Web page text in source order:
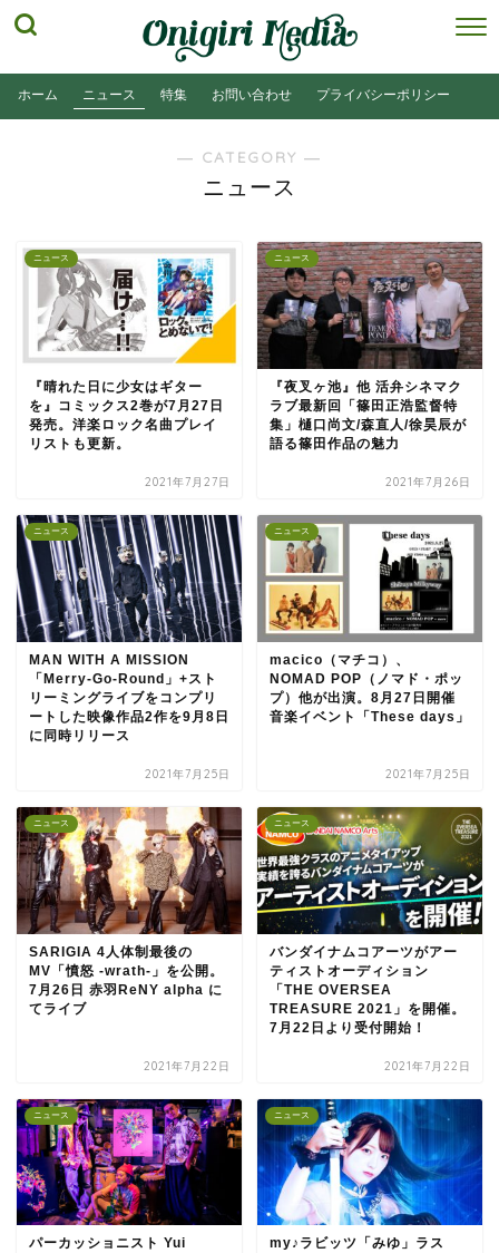
ホーム ニュース 特集 お問い合わせ プライバシーポリシー
― CATEGORY ―
ニュース
ニュース
『晴れた日に少女はギター
を』コミックス2巻が7月27日
発売。洋楽ロック名曲プレイ
リストも更新。
2021年7月27日
ニュース
『夜叉ヶ池』他 活弁シネマク
ラブ最新回「篠田正浩監督特
集」樋口尚文/森直人/徐昊辰が
語る篠田作品の魅力
2021年7月26日
ニュース
MAN WITH A MISSION
「Merry-Go-Round」+スト
リーミングライブをコンプリ
ートした映像作品2作を9月8日
に同時リリース
2021年7月25日
ニュース
macico（マチコ）、
NOMAD POP（ノマド・ポッ
プ）他が出演。8月27日開催
音楽イベント「These days」
2021年7月25日
ニュース
SARIGIA 4人体制最後の
MV「憤怒 -wrath-」を公開。
7月26日 赤羽ReNY alpha に
てライブ
2021年7月22日
ニュース
バンダイナムコアーツがアー
ティストオーディション
「THE OVERSEA
TREASURE 2021」を開催。
7月22日より受付開始！
2021年7月22日
ニュース
パーカッショニスト Yui
ニュース
my♪ラビッツ「みゆ」ラス